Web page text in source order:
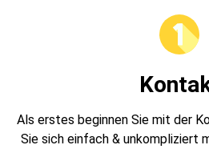
Als erstes beginnen Sie mit der
Sie sich einfach & unkompliziert